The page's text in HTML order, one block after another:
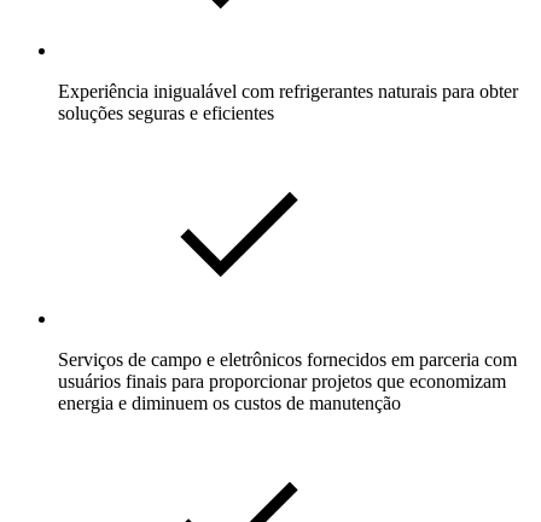
Experiência inigualável com refrigerantes naturais para obter
soluções seguras e eficientes
Serviços de campo e eletrônicos fornecidos em parceria com
usuários finais para proporcionar projetos que economizam
energia e diminuem os custos de manutenção